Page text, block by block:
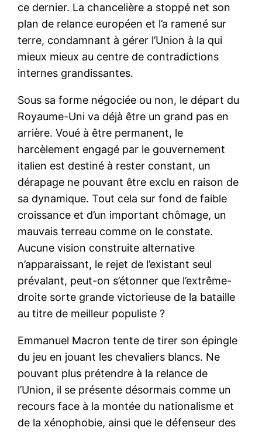
ce dernier. La chancelière a stoppé net son
plan de relance européen et l’a ramené sur
terre, condamnant à gérer l’Union à la qui
mieux mieux au centre de contradictions
internes grandissantes.
Sous sa forme négociée ou non, le départ du
Royaume-Uni va déjà être un grand pas en
arrière. Voué à être permanent, le
harcèlement engagé par le gouvernement
italien est destiné à rester constant, un
dérapage ne pouvant être exclu en raison de
sa dynamique. Tout cela sur fond de faible
croissance et d’un important chômage, un
mauvais terreau comme on le constate.
Aucune vision construite alternative
n’apparaissant, le rejet de l’existant seul
prévalant, peut-on s’étonner que l’extrême-
droite sorte grande victorieuse de la bataille
au titre de meilleur populiste ?
Emmanuel Macron tente de tirer son épingle
du jeu en jouant les chevaliers blancs. Ne
pouvant plus prétendre à la relance de
l’Union, il se présente désormais comme un
recours face à la montée du nationalisme et
de la xénophobie, ainsi que le défenseur des